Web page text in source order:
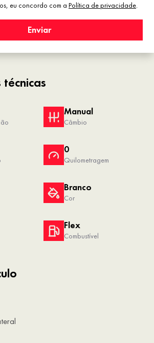
eu concordo com a Política de privacidade.
Enviar
Manual
Câmbio
Branco
Cor
0
Quilometragem
Flex
Combustível